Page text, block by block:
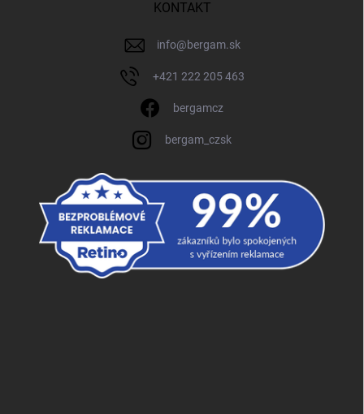
KONTAKT
info@bergam.sk
+421 222 205 463
bergamcz
bergam_czsk